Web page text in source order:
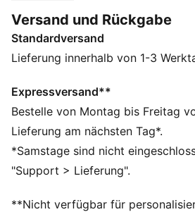
Etikett mit gesticktem P
Rippstrickmuster ohne Seitennähte
Bommel oben
Versand und Rückgabe
Standardversand
Lieferung innerhalb von 1-3
Expressversand**
Bestelle von Montag bis Freitag
Lieferung am nächsten Tag*.
*Samstage sind nicht
"Support > Lieferung".
**Nicht verfügbar für